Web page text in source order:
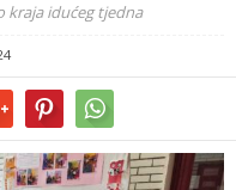
kraja idućeg tjedna